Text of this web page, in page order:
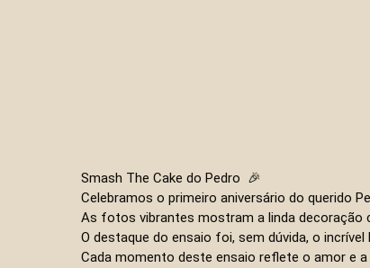
Smash The Cake do Pedro 🎉
Celebramos o primeiro aniversário do querido
As fotos vibrantes mostram a linda decoração
O destaque do ensaio foi, sem dúvida, o
Cada momento deste ensaio reflete o amor e